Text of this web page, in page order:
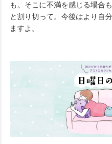
も。そこに不満を感じる場合
と割り切って。今後はより自
ますよ。